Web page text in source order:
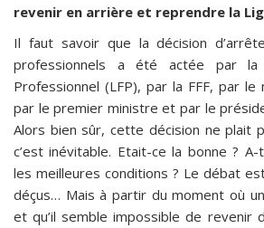
revenir en arrière et reprendre la
Il faut savoir que la décision
professionnels a été actée par la
Professionnel (LFP), par la FFF, par
par le premier ministre et par le
Alors bien sûr, cette décision ne plait
c’est inévitable. Etait-ce la bonne ?
les meilleures conditions ? Le débat
déçus… Mais à partir du moment où
et qu’il semble impossible de revenir